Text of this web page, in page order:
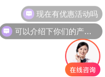
现在有优惠活动吗